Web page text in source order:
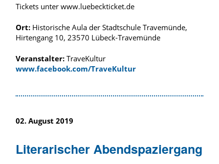
Tickets unter www.luebeckticket.de
Ort: Historische Aula der Stadtschule Travemünde,
Hirtengang 10, 23570 Lübeck-Travemünde
Veranstalter: TraveKultur
www.facebook.com/TraveKultur
02. August 2019
Literarischer Abendspaziergang